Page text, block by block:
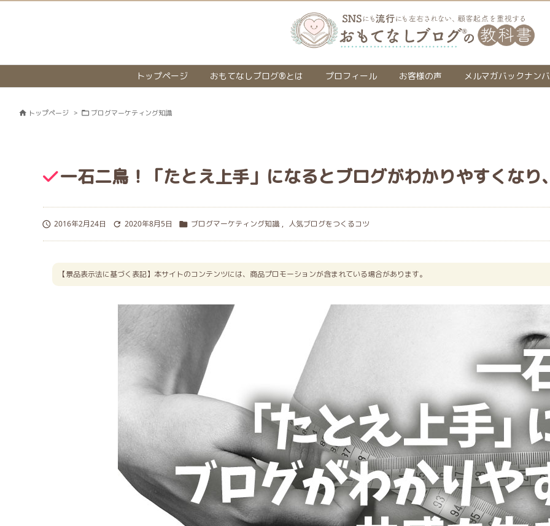
トップページ おもてなしブログ®とは プロフィール お客様の声 メルマガバックナン
 トップページ >  ブログマーケティング知識
一石二鳥！「たとえ上手」になるとブログがわかりやすくなり
 2016年2月24日  2020年8月5日  ブログマーケティング知識 , 人気ブログをつくるコツ
【景品表示法に基づく表記】本サイトのコンテンツには、商品プロモーションが含まれている場合があります。